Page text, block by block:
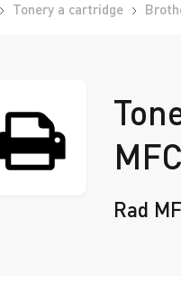
Tonery a cartridge
Rad